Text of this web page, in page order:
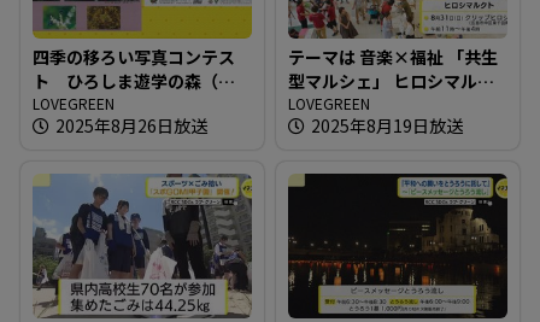
四季の移ろい写真コンテス
ト ひろしま遊学の森（広
島市）
LOVEGREEN
2025年8月26日放送
テーマは 音楽×福祉 「共生
型マルシェ」 ヒロシマルク
ト
LOVEGREEN
2025年8月19日放送